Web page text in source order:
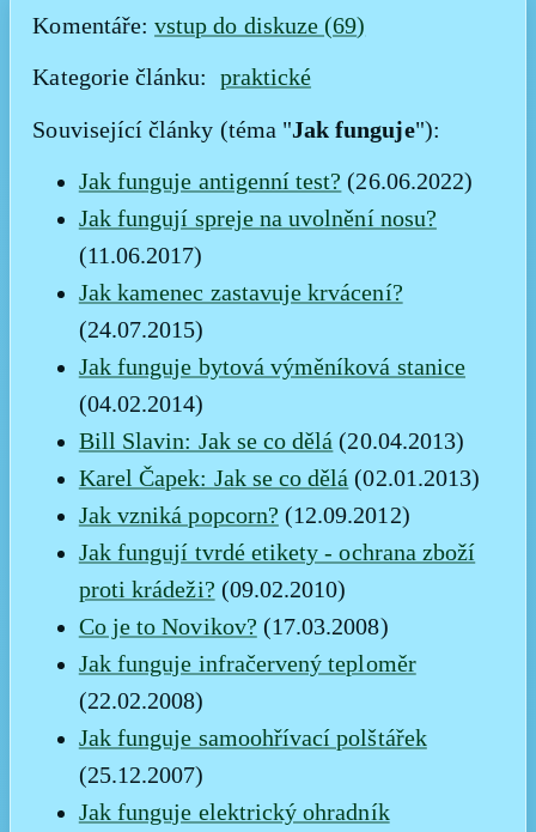
Komentáře: vstup do diskuze (69)
praktické
Související články (téma "Jak funguje"):
Jak funguje antigenní test? (26.06.2022)
Jak fungují spreje na uvolnění nosu?
(11.06.2017)
Jak kamenec zastavuje krvácení?
(24.07.2015)
Jak funguje bytová výměníková stanice
(04.02.2014)
Bill Slavin: Jak se co dělá (20.04.2013)
Karel Čapek: Jak se co dělá (02.01.2013)
Jak vzniká popcorn? (12.09.2012)
Jak fungují tvrdé etikety - ochrana zboží
proti krádeži? (09.02.2010)
Co je to Novikov? (17.03.2008)
Jak funguje infračervený teploměr
(22.02.2008)
Jak funguje samoohřívací polštářek
(25.12.2007)
Jak funguje elektrický ohradník